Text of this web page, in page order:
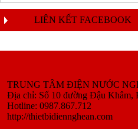
LIÊN KẾT FACEBOOK
TRUNG TÂM ĐIỆN NƯỚC
Địa chỉ: Số 10 đường Đậu Khâm,
Hotline: 0987.867.712
http://thietbidiennghean.com